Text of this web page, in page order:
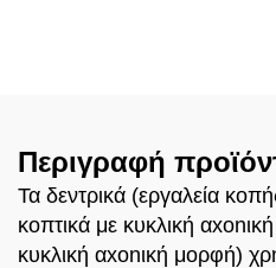
Περιγραφή
Τα δεντρικά (εργαλεία
κοπτικά με κυκλική
κυκλική αxonική μορφή)